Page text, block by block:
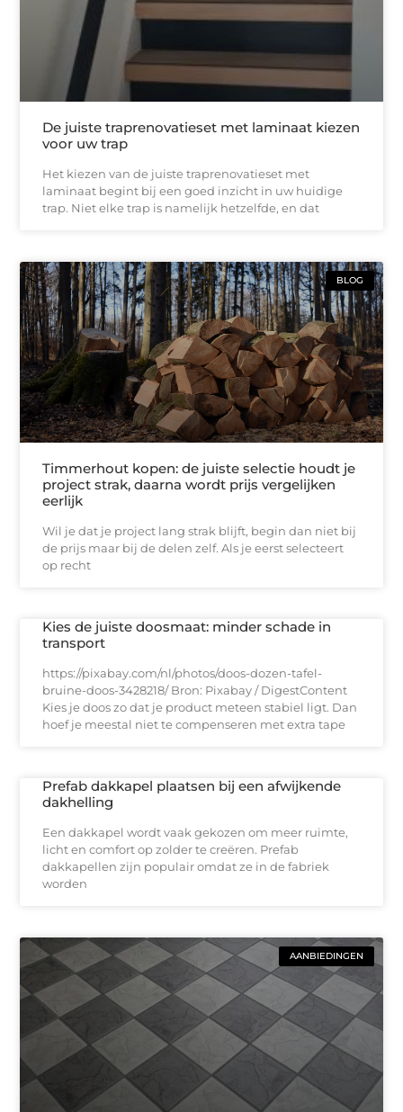
De juiste traprenovatieset met laminaat kiezen
voor uw trap
Het kiezen van de juiste traprenovatieset met
laminaat begint bij een goed inzicht in uw huidige
trap. Niet elke trap is namelijk hetzelfde, en dat
BLOG
Timmerhout kopen: de juiste selectie houdt je
project strak, daarna wordt prijs vergelijken
eerlijk
Wil je dat je project lang strak blijft, begin dan niet bij
de prijs maar bij de delen zelf. Als je eerst selecteert
op recht
Kies de juiste doosmaat: minder schade in
transport
https://pixabay.com/nl/photos/doos-dozen-tafel-
bruine-doos-3428218/ Bron: Pixabay / DigestContent
Kies je doos zo dat je product meteen stabiel ligt. Dan
hoef je meestal niet te compenseren met extra tape
Prefab dakkapel plaatsen bij een afwijkende
dakhelling
Een dakkapel wordt vaak gekozen om meer ruimte,
licht en comfort op zolder te creëren. Prefab
dakkapellen zijn populair omdat ze in de fabriek
worden
AANBIEDINGEN